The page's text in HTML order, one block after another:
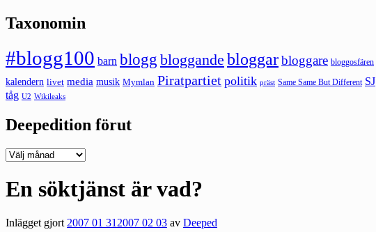
Taxonomin
#blogg100 barn blogg bloggande bloggarbloggare bloggosfären
kalendern livet media musik Mymlan Piratpartiet politik präst Same Same But Different SJ
tåg U2 Wikileaks
Deepedition förut
Deepedition
En söktjänst är vad?
Inlägget gjort2007 01 312007 02 03 av Deeped